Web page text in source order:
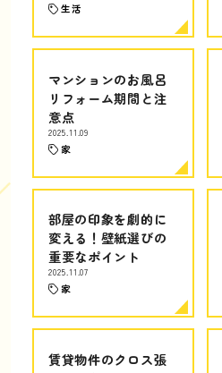
生活
マンションのお風呂
リフォーム期間と注
意点
2025.11.09
家
部屋の印象を劇的に
変える！壁紙選びの
重要なポイント
2025.11.07
家
賃貸物件のクロス張